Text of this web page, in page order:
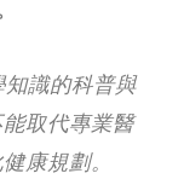
知識的科普與
取代專業醫
康規劃。